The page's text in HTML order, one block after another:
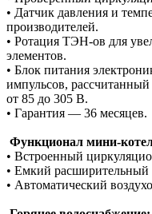
• Датчик давления и
производителей.
• Ротация ТЭН-ов для
элементов.
• Блок питания
импульсов,
от 85 до 305 В.
• Гарантия — 36 месяцев.
Функционал мини-
• Встроенный
• Емкий расширительный
• Автоматический